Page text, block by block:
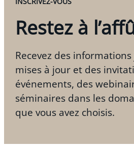
Restez à
Recevez des
mises à jour et des
événements, des
séminaires dans les
que vous avez choisis.